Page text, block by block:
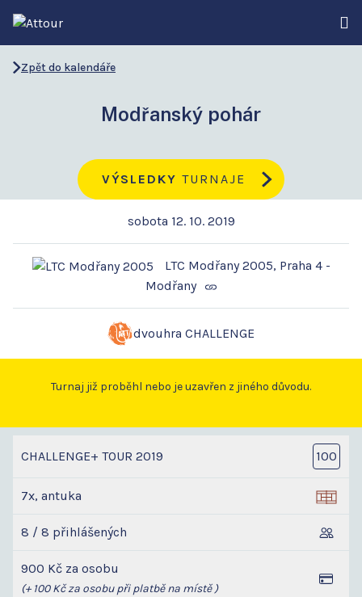
Zpět do kalendáře
Modřanský pohár
VÝSLEDKY TURNAJE
sobota 12. 10. 2019
LTC Modřany 2005, Praha 4 -
Modřany
dvouhra CHALLENGE
Turnaj již proběhl nebo je uzavřen z jiného důvodu.
CHALLENGE+ TOUR 2019 100
7x, antuka
8 / 8 přihlášených
900 Kč za osobu
(+ 100 Kč za osobu při platbě na místě )